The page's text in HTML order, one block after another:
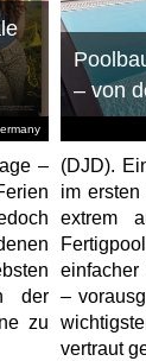
–
der
zu
– von
(DJD).
im
extrem
einfacher
–
vertraut